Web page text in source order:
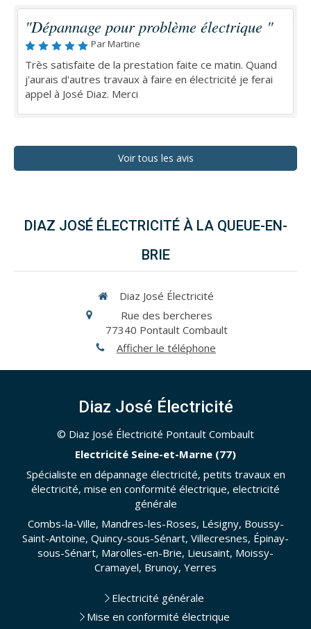
"Dépannage pour problème électrique "
Par Martine
Très satisfaite de la prestation faite ce matin. Quand
j'aurais d'autres travaux à faire en électricité je ferai
appel à José Diaz. Merci
Voir tous les avis
DIAZ JOSÉ ÉLECTRICITÉ À LA QUEUE-EN-
BRIE
Diaz José Électricité
Rue des bercheres
77340 Pontault Combault
Afficher le téléphone
Diaz José Électricité
© Diaz José Électricité Pontault Combault
Electricité Seine-et-Marne (77)
Spécialiste en dépannage électricité, petits travaux en
électricité, mise en conformité électrique, electricité
générale
Combs-la-Ville, Mandres-les-Roses, Lésigny, Boussy-
Saint-Antoine, Quincy-sous-Sénart, Villecresnes, Épinay-
sous-Sénart, Marolles-en-Brie, Lieusaint, Moissy-
Cramayel, Brunoy, Yerres
Electricité générale
Mise en conformité électrique